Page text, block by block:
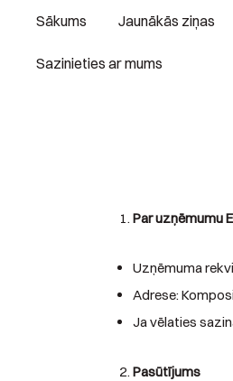
content
Sākums Jaunākās ziņas
Sazinieties ar mums
Par uzņēmumu
Uzņēmuma
Adrese:
Ja vēlaties
Pasūtījums